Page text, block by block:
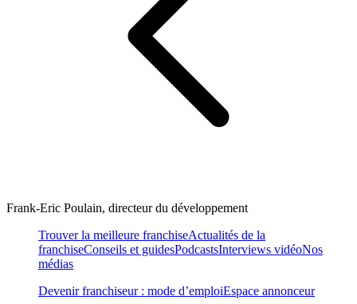
Frank-Eric Poulain, directeur du développement
Trouver la meilleure franchiseActualités de la
franchiseConseils et guidesPodcastsInterviews vidéoNos
médias
Devenir franchiseur : mode d’emploiEspace annonceur